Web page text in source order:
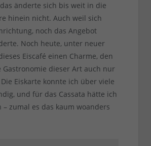
änderte sich bis weit in die
hinein nicht. Auch weil sich
noch das Angebot
Noch heute, unter neuer
Eiscafé einen Charme, den
Gastronomie dieser Art auch nur
Eiskarte konnte ich über viele
und für das Cassata hätte ich
zumal es das kaum woanders